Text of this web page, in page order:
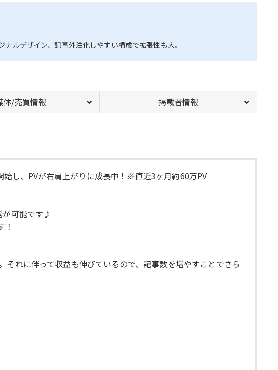
ルデザイン、記事外注化しやすい構成で拡張性も大。
体/売買情報 掲載者情報
し、PVが右肩上がりに成長中！※直近3ヶ月約60万PV
が可能です♪
れに伴って収益も伸びているので、記事数を増やすことでさら